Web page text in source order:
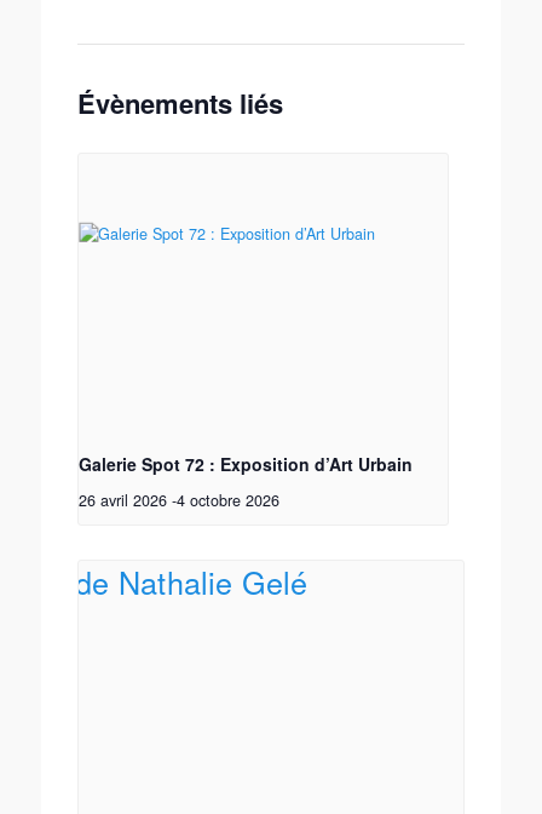
Évènements liés
Galerie Spot 72 : Exposition d’Art Urbain
26 avril 2026 -4 octobre 2026